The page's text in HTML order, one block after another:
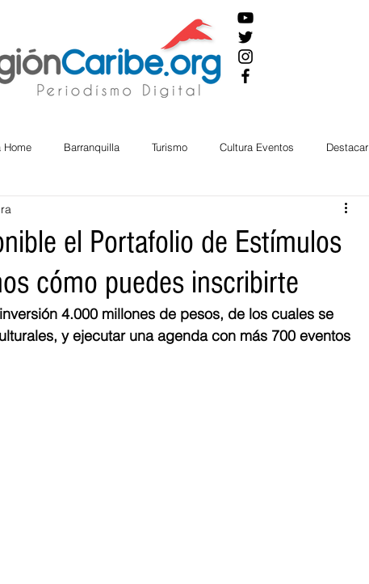
Home Barranquilla Turismo Cultura Eventos Destacar
English
RAP CARIBE Política Documentos
AMBIENTAL AFRO
el Portafolio de Estímulos
cómo puedes inscribirte
4.000 millones de pesos, de los cuales se
y ejecutar una agenda con más 700 eventos